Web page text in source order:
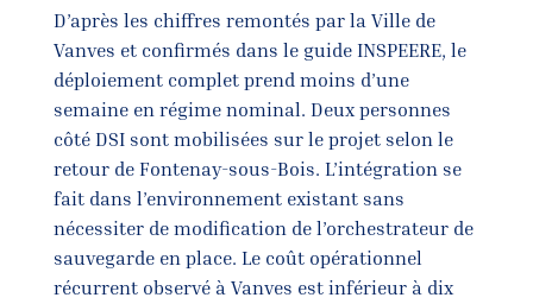
D’après les chiffres remontés par la Ville de
Vanves et confirmés dans le guide INSPEERE, le
déploiement complet prend moins d’une
semaine en régime nominal. Deux personnes
côté DSI sont mobilisées sur le projet selon le
retour de Fontenay-sous-Bois. L’intégration se
fait dans l’environnement existant sans
nécessiter de modification de l’orchestrateur de
sauvegarde en place. Le coût opérationnel
récurrent observé à Vanves est inférieur à dix